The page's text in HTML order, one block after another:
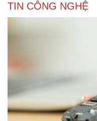
TIN CÔNG NGHỆ